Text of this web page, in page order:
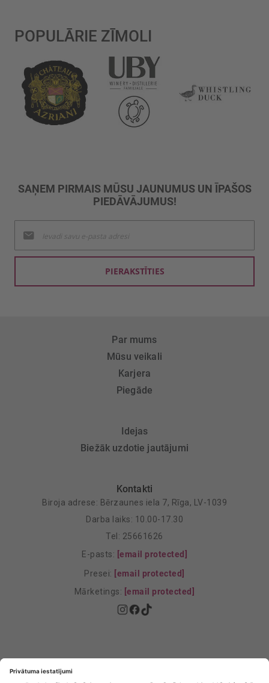
POPULĀRIE ZĪMOLI
SAŅEM PIRMAIS MŪSU JAUNUMUS UN ĪPAŠOS
PIEDĀVĀJUMUS!
jaunumu
saņemšanai:
PIERAKSTĪTIES
Par mums
Mūsu veikali
Karjera
Piegāde
Idejas
Biežāk uzdotie jautājumi
Kontakti
Biroja adrese: Bērzaunes iela 7, Rīga, LV-1039
Darba laiks: 10.00-17.30
Tel: 25661626
E-pasts: [email protected]
Presei: [email protected]
Mārketings: [email protected]
Privātuma Iestatījumi